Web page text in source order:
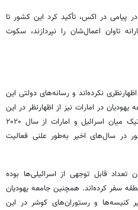
پیامی در اکس، تأکید کرد این کشور تا
تاوان اعمال‌شان را نپردازند، سکوت
نکرده‌اند و رسانه‌های دولتی این
در امارات نیز از اظهارنظر در این
باره خودداری کرده است. روابط دیپلماتیک میان اسرائیل و امارات از سال ۲۰۲۰
در سال‌های اخیر به‌طور علنی فعالیت
تعداد قابل توجهی از اسرائیلی‌ها بوده
سفر کرده‌اند. همچنین جامعه یهودیان
کنیسه‌ها و رستوران‌های کوشر در این